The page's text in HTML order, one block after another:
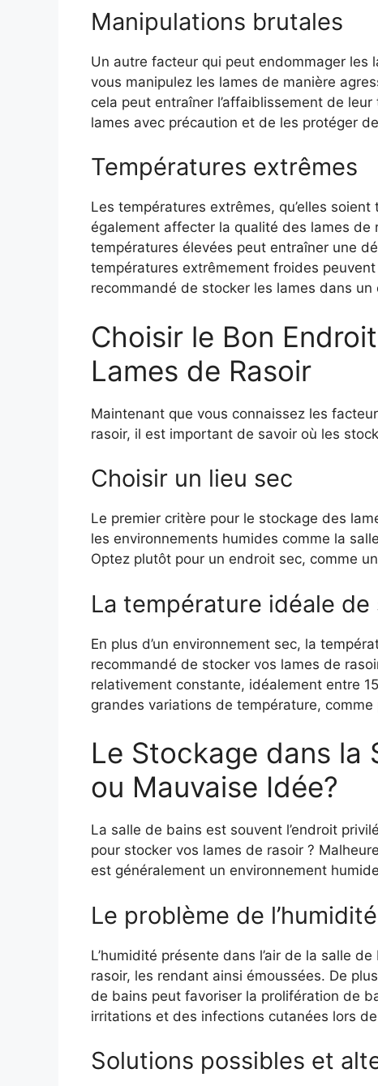
Manipulations brutales
Un autre facteur qui peut endommager les
vous manipulez les lames de manière
cela peut entraîner l’affaiblissement de
lames avec précaution et de les protéger
Températures extrêmes
Les températures extrêmes, qu’elles
également affecter la qualité des lames de
températures élevées peut entraîner une
températures extrêmement froides
recommandé de stocker les lames dans
Choisir le Bon
Lames de Rasoir
Maintenant que vous connaissez les
rasoir, il est important de savoir où les
Choisir un lieu sec
Le premier critère pour le stockage des
les environnements humides comme la
Optez plutôt pour un endroit sec, comme
La température idéale
En plus d’un environnement sec, la
recommandé de stocker vos lames de
relativement constante, idéalement entre
grandes variations de température, comme
Le Stockage dans la
ou Mauvaise Idée?
La salle de bains est souvent l’endroit
pour stocker vos lames de rasoir ?
est généralement un environnement
Le problème de l’humidité
L’humidité présente dans l’air de la salle
rasoir, les rendant ainsi émoussées. De
de bains peut favoriser la prolifération de
irritations et des infections cutanées lors de
Solutions possibles et